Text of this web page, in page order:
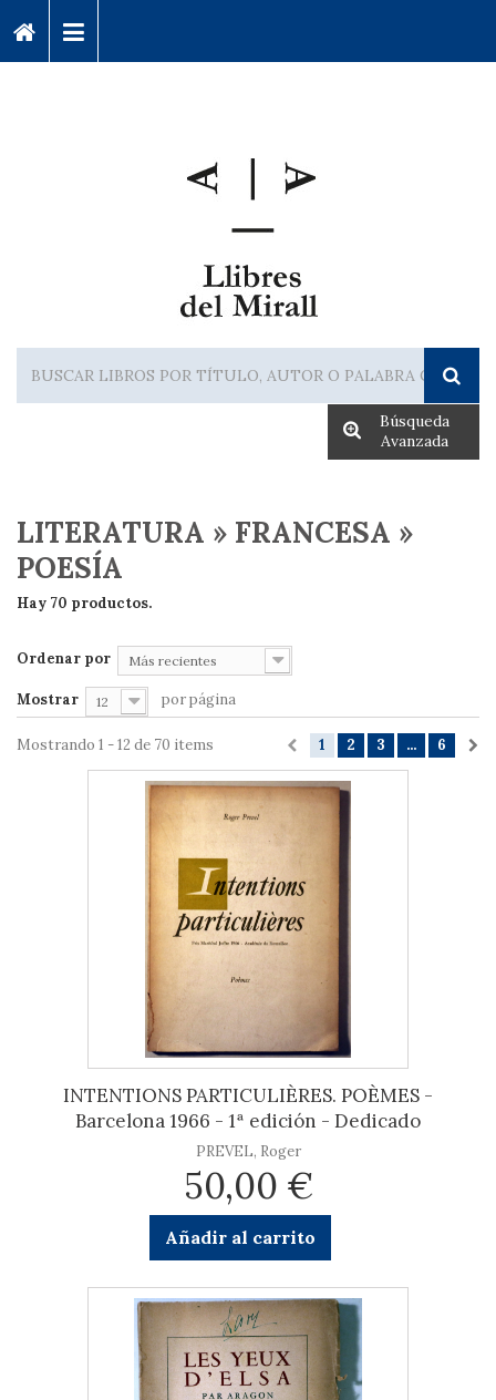
Búsqueda
Avanzada
LITERATURA » FRANCESA »
POESÍA
Hay 70 productos.
Ordenar por Más recientes
Mostrar 12 por página
1 2 3 ... 6
Mostrando 1 - 12 de 70 items
INTENTIONS PARTICULIÈRES. POÈMES -
Barcelona 1966 - 1ª edición - Dedicado
PREVEL, Roger
50,00 €
Añadir al carrito